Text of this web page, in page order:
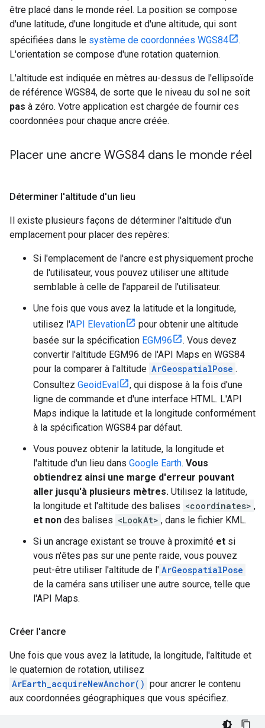
être placé dans le monde réel. La position se compose
d'une latitude, d'une longitude et d'une altitude, qui sont
spécifiées dans le système de coordonnées WGS84
.
L'orientation se compose d'une rotation quaternion.
L'altitude est indiquée en mètres au-dessus de l'ellipsoïde
de référence WGS84, de sorte que le niveau du sol ne soit
pas à zéro. Votre application est chargée de fournir ces
coordonnées pour chaque ancre créée.
Placer une ancre WGS84 dans le monde réel
Déterminer l'altitude d'un lieu
Il existe plusieurs façons de déterminer l'altitude d'un
emplacement pour placer des repères:
Si l'emplacement de l'ancre est physiquement proche
de l'utilisateur, vous pouvez utiliser une altitude
semblable à celle de l'appareil de l'utilisateur.
Une fois que vous avez la latitude et la longitude,
utilisez l'API Elevation
pour obtenir une altitude
basée sur la spécification EGM96
. Vous devez
convertir l'altitude EGM96 de l'API Maps en WGS84
pour la comparer à l'altitude ArGeospatialPose .
Consultez GeoidEval
, qui dispose à la fois d'une
ligne de commande et d'une interface HTML. L'API
Maps indique la latitude et la longitude conformément
à la spécification WGS84 par défaut.
Vous pouvez obtenir la latitude, la longitude et
l'altitude d'un lieu dans Google Earth. Vous
obtiendrez ainsi une marge d'erreur pouvant
aller jusqu'à plusieurs mètres. Utilisez la latitude,
la longitude et l'altitude des balises <coordinates> ,
et non des balises <LookAt> , dans le fichier KML.
Si un ancrage existant se trouve à proximité et si
vous n'êtes pas sur une pente raide, vous pouvez
peut-être utiliser l'altitude de l' ArGeospatialPose
de la caméra sans utiliser une autre source, telle que
l'API Maps.
Créer l'ancre
Une fois que vous avez la latitude, la longitude, l'altitude et
le quaternion de rotation, utilisez
ArEarth_acquireNewAnchor() pour ancrer le contenu
aux coordonnées géographiques que vous spécifiez.